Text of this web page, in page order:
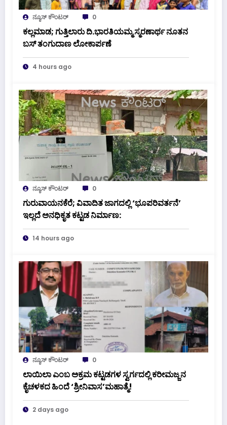
ನ್ಯೂಸ್ ಕೌಂಟರ್ 0
ಕಲ್ಲಮಾಡ; ಗುತ್ತಿಲಾರು ದಿ.ಭಾರತಿಯಮ್ಮ ಸ್ಮರಣಾರ್ಥ ನೂತನ
ಬಸ್ ತಂಗುದಾಣ ಲೋಕಾರ್ಪಣೆ
4 hours ago
ನ್ಯೂಸ್ ಕೌಂಟರ್ 0
ಗುರುವಾಯನಕೆರೆ; ವಿವಾದಿತ ಜಾಗದಲ್ಲಿ ‘ಭೂಪರಿವರ್ತನೆ’
ಇಲ್ಲದೆ ಅನಧಿಕೃತ ಕಟ್ಟಡ ನಿರ್ಮಾಣ:
14 hours ago
ನ್ಯೂಸ್ ಕೌಂಟರ್ 0
ಲಾಯಿಲಾ ಎಂಬ ಅಕ್ರಮ ಕಟ್ಟಡಗಳ ಸ್ವರ್ಗದಲ್ಲಿ ಕರೀಮಜ್ಜನ
ಕೈಚಳಕದ ಹಿಂದೆ ‘ಶ್ರೀನಿವಾಸ’ಮಹಾತ್ಮೆ!
2 days ago